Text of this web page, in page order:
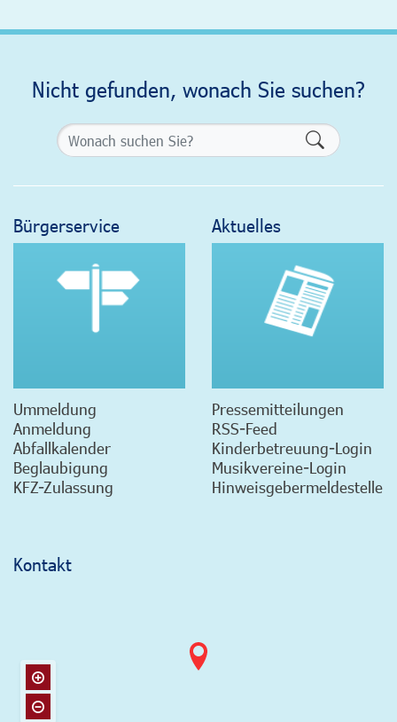
Nicht gefunden, wonach Sie suchen?
Bürgerservice
Ummeldung
Anmeldung
Abfallkalender
Beglaubigung
KFZ-Zulassung
Aktuelles
Pressemitteilungen
RSS-Feed
Kinderbetreuung-Login
Musikvereine-Login
Hinweisgebermeldestelle
Kontakt